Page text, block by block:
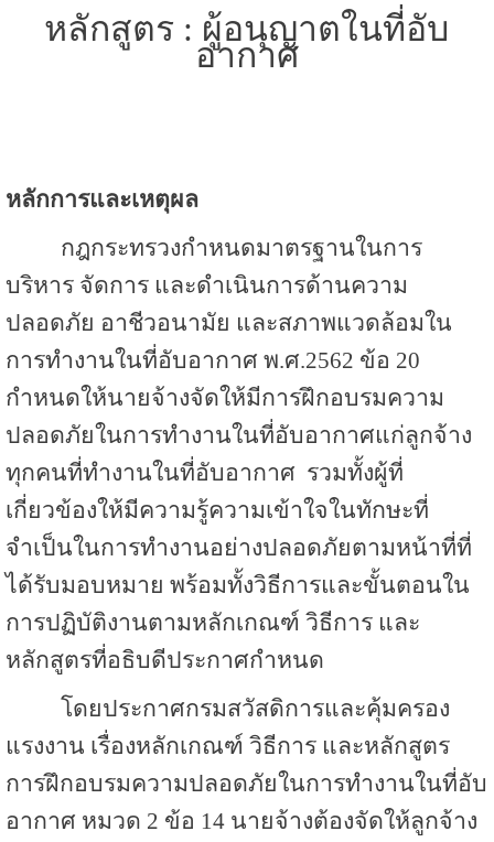
หลักสูตร : ผู้อนุญาตในที่อับ
อากาศ
หลักการและเหตุผล
กฎกระทรวงกำหนดมาตรฐานในการ
บริหาร จัดการ และดำเนินการด้านความ
ปลอดภัย อาชีวอนามัย และสภาพแวดล้อมใน
การทำงานในที่อับอากาศ พ.ศ.2562 ข้อ 20
กำหนดให้นายจ้างจัดให้มีการฝึกอบรมความ
ปลอดภัยในการทำงานในที่อับอากาศแก่ลูกจ้าง
ทุกคนที่ทำงานในที่อับอากาศ รวมทั้งผู้ที่
เกี่ยวข้องให้มีความรู้ความเข้าใจในทักษะที่
จำเป็นในการทำงานอย่างปลอดภัยตามหน้าที่ที่
ได้รับมอบหมาย พร้อมทั้งวิธีการและขั้นตอนใน
การปฏิบัติงานตามหลักเกณฑ์ วิธีการ และ
หลักสูตรที่อธิบดีประกาศกำหนด
โดยประกาศกรมสวัสดิการและคุ้มครอง
แรงงาน เรื่องหลักเกณฑ์ วิธีการ และหลักสูตร
การฝึกอบรมความปลอดภัยในการทำงานในที่อับ
อากาศ หมวด 2 ข้อ 14 นายจ้างต้องจัดให้ลูกจ้าง